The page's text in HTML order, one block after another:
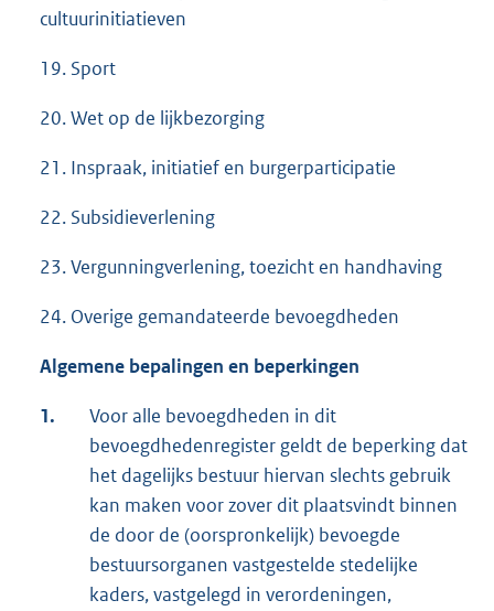
cultuurinitiatieven
19. Sport
20. Wet op de lijkbezorging
21. Inspraak, initiatief en burgerparticipatie
22. Subsidieverlening
23. Vergunningverlening, toezicht en handhaving
24. Overige gemandateerde bevoegdheden
Algemene bepalingen en beperkingen
1.
Voor alle bevoegdheden in dit
bevoegdhedenregister geldt de beperking dat
het dagelijks bestuur hiervan slechts gebruik
kan maken voor zover dit plaatsvindt binnen
de door de (oorspronkelijk) bevoegde
bestuursorganen vastgestelde stedelijke
kaders, vastgelegd in verordeningen,